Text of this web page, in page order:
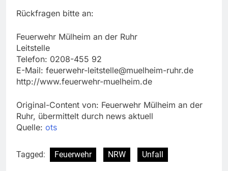
Rückfragen bitte an:
Feuerwehr Mülheim an der Ruhr
Leitstelle
Telefon: 0208-455 92
E-Mail: feuerwehr-leitstelle@muelheim-ruhr.de
http://www.feuerwehr-muelheim.de
Original-Content von: Feuerwehr Mülheim an der
Ruhr, übermittelt durch news aktuell
Quelle: ots
Tagged: Feuerwehr NRW Unfall